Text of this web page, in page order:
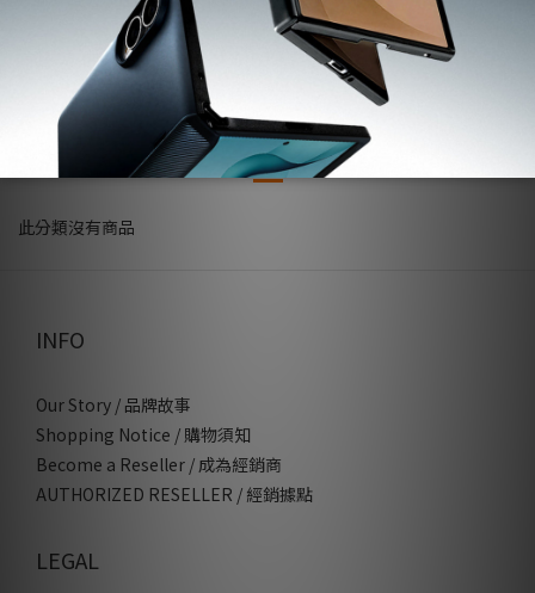
此分類沒有商品
Android專區-32折起
此分類沒有商品
INFO
Our Story / 品牌故事
Shopping Notice / 購物須知
Become a Reseller / 成為經銷商
AUTHORIZED RESELLER / 經銷據點
LEGAL